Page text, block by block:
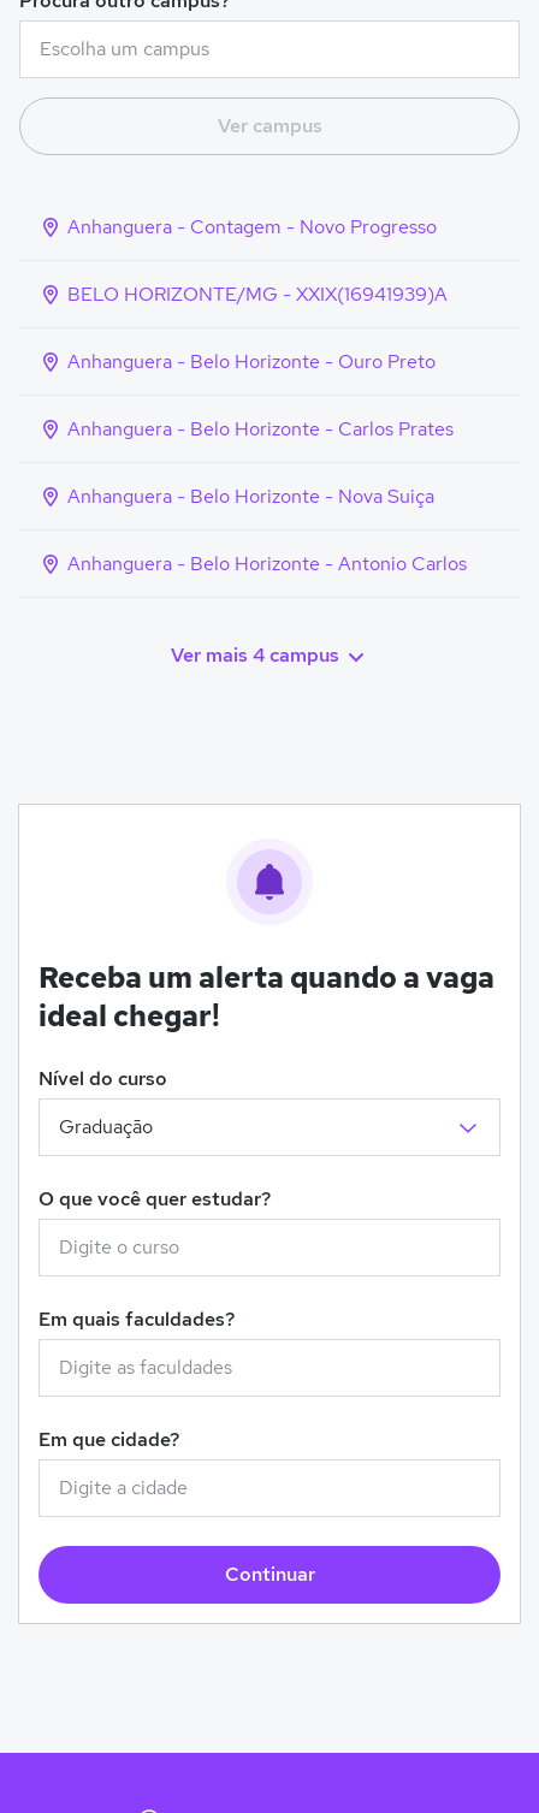
Ver campus
Anhanguera - Contagem - Novo Progresso
BELO HORIZONTE/MG - XXIX(16941939)A
Anhanguera - Belo Horizonte - Ouro Preto
Anhanguera - Belo Horizonte - Carlos Prates
Anhanguera - Belo Horizonte - Nova Suiça
Anhanguera - Belo Horizonte - Antonio Carlos
Ver mais 4 campus
Receba um alerta quando a vaga
ideal chegar!
Nível do curso
O que você quer estudar?
Em quais faculdades?
Em que cidade?
Continuar